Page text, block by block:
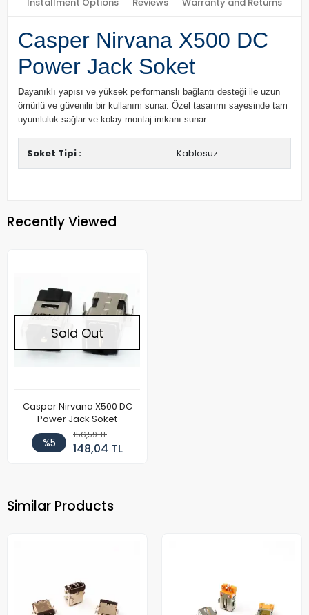
Casper Nirvana X500 DC
Power Jack Soket
Dayanıklı yapısı ve yüksek performanslı bağlantı desteği ile uzun
ömürlü ve güvenilir bir kullanım sunar. Özel tasarımı sayesinde tam
uyumluluk sağlar ve kolay montaj imkanı sunar.
Soket Tipi : Kablosuz
Recently Viewed
Sold Out
Casper Nirvana X500 DC
Power Jack Soket
%5
156,59 TL
148,04 TL
Similar Products